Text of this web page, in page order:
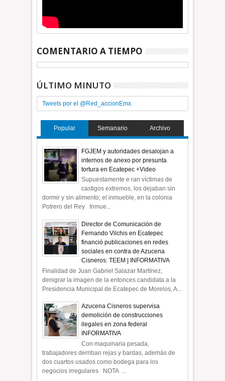
COMENTARIO A TIEMPO
ÚLTIMO MINUTO
Tweets por el @Red_accionEmx.
Popular Semanario Archivo
FGJEM y autoridades desalojan a
internos de anexo por presunta
tortura en Ecatepec +Video
Supuestamente e ran víctimas de
castigos extremos, los dejaban sin
dormir y sin alimento; el inmueble, en la colonia
Potrero del Rey Inmue...
Director de Comunicación de
Fernando Vilchis en Ecatepec
financió publicaciones en redes
sociales en contra de Azucena
Cisneros: TEEM | INFORMATIVA
Finalidad de Juan Gabriel Salazar Martínez,
denigrar la imagen de la entonces candidata a la
Presidencia Municipal de Ecatepec de Morelos, A...
Azucena Cisneros supervisa
demolición de construcciones
ilegales en zona federal
INFORMATIVA
Con maquinaria pesada,
trabajadores derriban rejas y bardas, además de
dos cuartos usados como bodega para los
negocios irregulares NOTA ...